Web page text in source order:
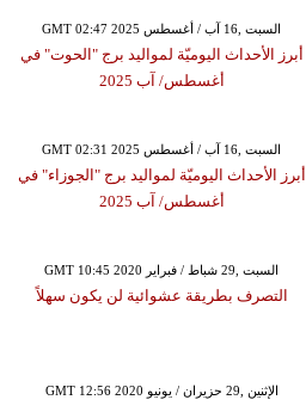
GMT 02:47 2025 السبت ,16 آب / أغسطس
أبرز الأحداث اليوميّة لمواليد برج "الحوت" في
أغسطس/ آب 2025
GMT 02:31 2025 السبت ,16 آب / أغسطس
أبرز الأحداث اليوميّة لمواليد برج "الجوزاء" في
أغسطس/ آب 2025
GMT 10:45 2020 السبت ,29 شباط / فبراير
التصرف بطريقة عشوائية لن يكون سهلاً
GMT 12:56 2020 الإثنين ,29 حزيران / يونيو